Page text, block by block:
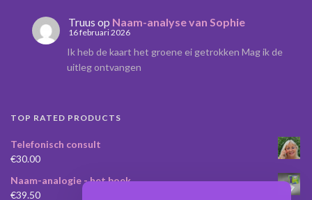
Truus op Naam-analyse van Sophie
16 februari 2026
Ik heb de kaart het groene ei getrokken Mag ik de
uitleg ontvangen
TOP RATED PRODUCTS
Telefonisch consult
€30.00
Naam-analogie - het boek
€39.50